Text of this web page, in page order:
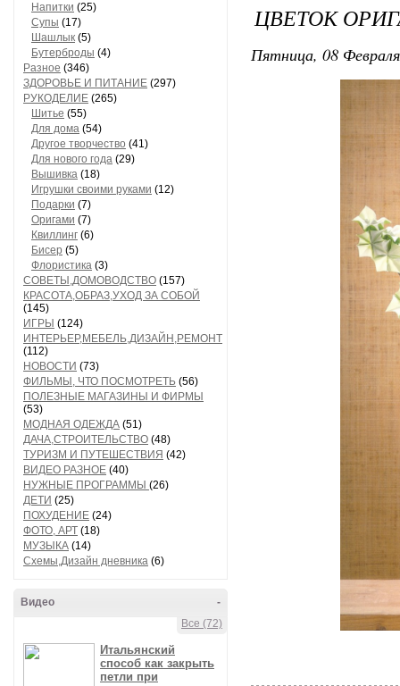
Напитки (25)
Супы (17)
Шашлык (5)
Бутерброды (4)
Разное (346)
ЗДОРОВЬЕ И ПИТАНИЕ (297)
РУКОДЕЛИЕ (265)
Шитье (55)
Для дома (54)
Другое творчество (41)
Для нового года (29)
Вышивка (18)
Игрушки своими руками (12)
Подарки (7)
Оригами (7)
Квиллинг (6)
Бисер (5)
Флористика (3)
СОВЕТЫ,ДОМОВОДСТВО (157)
КРАСОТА,ОБРАЗ,УХОД ЗА СОБОЙ
(145)
ИГРЫ (124)
ИНТЕРЬЕР,МЕБЕЛЬ,ДИЗАЙН,РЕМОНТ
(112)
НОВОСТИ (73)
ФИЛЬМЫ, ЧТО ПОСМОТРЕТЬ (56)
ПОЛЕЗНЫЕ МАГАЗИНЫ И ФИРМЫ
(53)
МОДНАЯ ОДЕЖДА (51)
ДАЧА,СТРОИТЕЛЬСТВО (48)
ТУРИЗМ И ПУТЕШЕСТВИЯ (42)
ВИДЕО РАЗНОЕ (40)
НУЖНЫЕ ПРОГРАММЫ (26)
ДЕТИ (25)
ПОХУДЕНИЕ (24)
ФОТО, АРТ (18)
МУЗЫКА (14)
Схемы,Дизайн дневника (6)
-
Видео
Все (72)
Итальянский
способ как закрыть
петли при
ЦВЕТОК
Пятница, 08